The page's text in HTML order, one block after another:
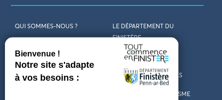
QUI SOMMES-NOUS ?
LE DÉPARTEMENT DU
FINISTÈRE
REJOIGNEZ-NOUS VENIR EN FINISTÈRE
CONTACT CARTES ET BROCHURES
LES OFFICES DE TOURISME